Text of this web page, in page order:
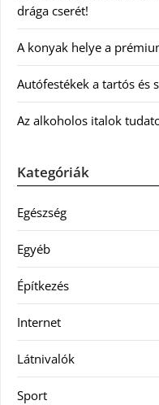
drága cserét!
A konyak helye a
Autófestékek a tartós és
Az alkoholos italok
Kategóriák
Egészség
Egyéb
Építkezés
Internet
Látnivalók
Sport